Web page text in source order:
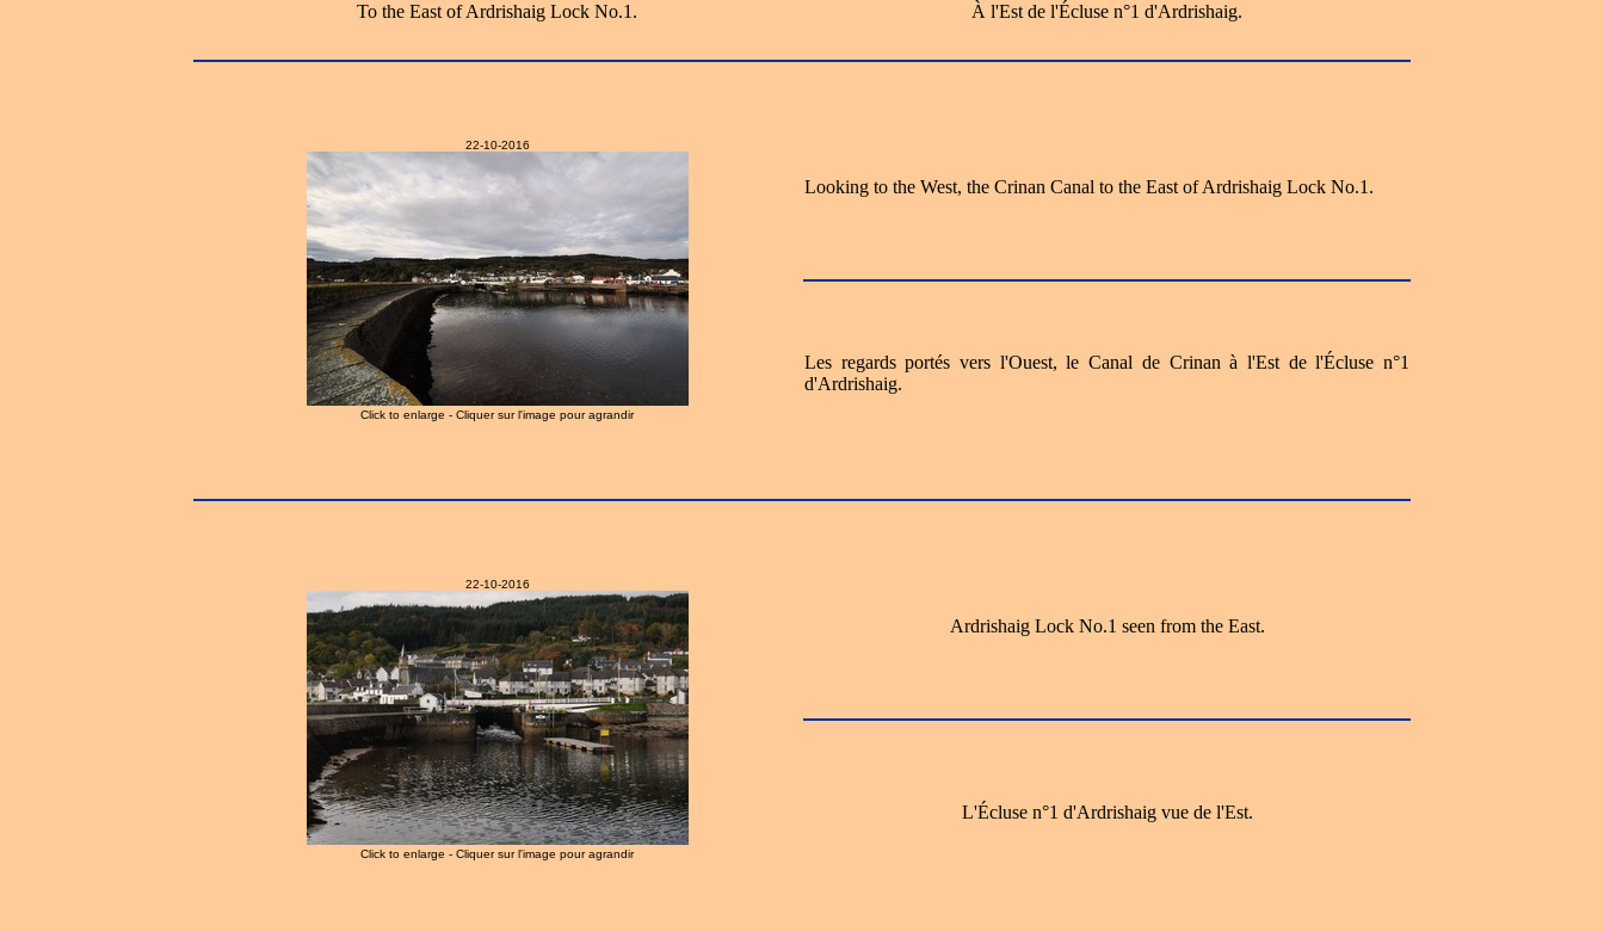
To the East of Ardrishaig Lock No.1. À l'Est de l'Écluse n°1 d'Ardrishaig.
22-10-2016
Click to enlarge - Cliquer sur l'image pour agrandir
Looking to the West, the Crinan Canal to the East of Ardrishaig Lock No.1.
Les regards portés vers l'Ouest, le Canal de Crinan à l'Est de l'Écluse n°1
d'Ardrishaig.
22-10-2016
Click to enlarge - Cliquer sur l'image pour agrandir
Ardrishaig Lock No.1 seen from the East.
L'Écluse n°1 d'Ardrishaig vue de l'Est.